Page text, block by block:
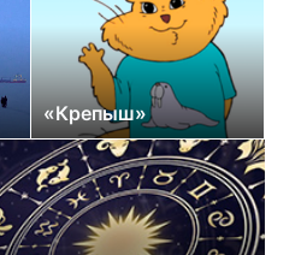
«Крепыш»